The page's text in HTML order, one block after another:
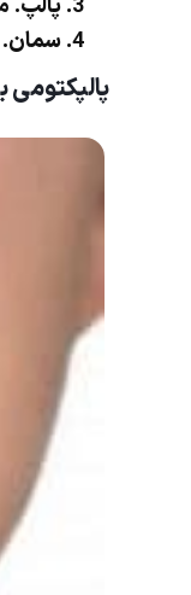
پالپ.
سمان
پالپکتومی